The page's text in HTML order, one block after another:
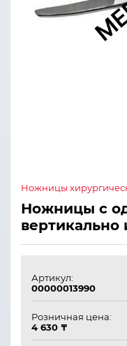
Ножницы
Ножницы с
вертикально
Артикул:
00000013990
Розничная цена:
4 630 ₸